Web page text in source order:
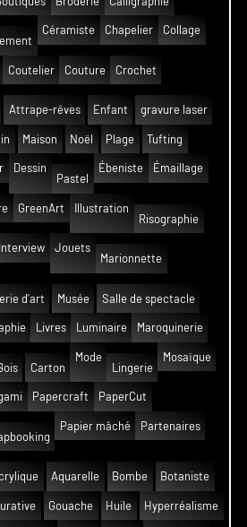
Céramiste Chapelier Collage
Coutelier Couture Crochet
Attrape-rêves Enfant gravure laser
Maison Noël Plage Tufting
Dessin
Pastel
Ébeniste Émaillage
GreenArt
Illustration
Risographie
Interview
Jouets
Marionnette
d'art
Musée Salle de spectacle
Livres Luminaire Maroquinerie
Carton
Mode
Lingerie
Mosaïque
Papercraft PaperCut
Papier mâché Partenaires
Aquarelle Bombe Botaniste
Gouache Huile Hyperréalisme